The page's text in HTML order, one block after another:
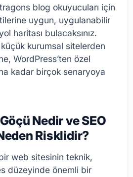
blog okuyucuları için
uygun, uygulanabilir
haritası bulacaksınız.
küçük kurumsal sitelerden
WordPress’ten özel
kadar birçok senaryoya
Nedir ve SEO
Risklidir?
web sitesinin teknik,
düzeyinde önemli bir